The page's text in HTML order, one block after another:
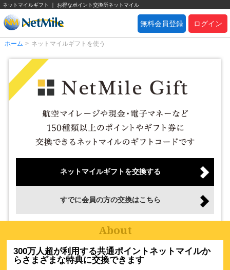
ネットマイルギフト ｜ お得なポイント交換所ネットマイル
ログイン
無料会員登録
ホーム > ネットマイルギフトを使う
ネットマイルギフトを交換する
すでに会員の方の交換はこちら
About
300万人超が利用する共通ポイントネットマイルか
らさまざまな特典に交換できます